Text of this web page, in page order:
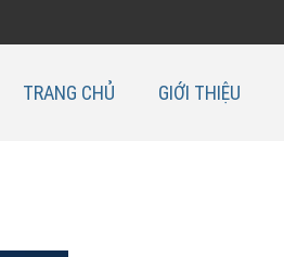
TRANG CHỦ GIỚI THIỆU